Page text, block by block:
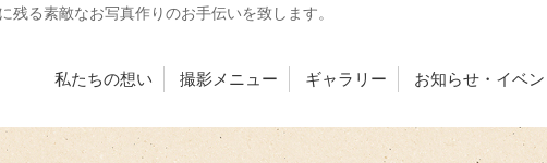
る素敵なお写真作りのお手伝いを致します。
私たちの想い 撮影メニュー ギャラリー お知らせ・イベン